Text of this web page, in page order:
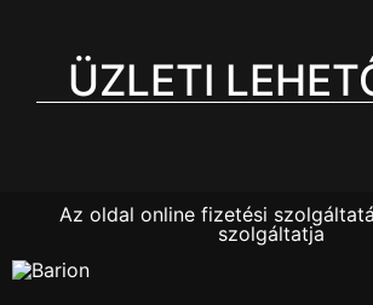
ÜZLETI
Az oldal online fizetési
szolgáltatja